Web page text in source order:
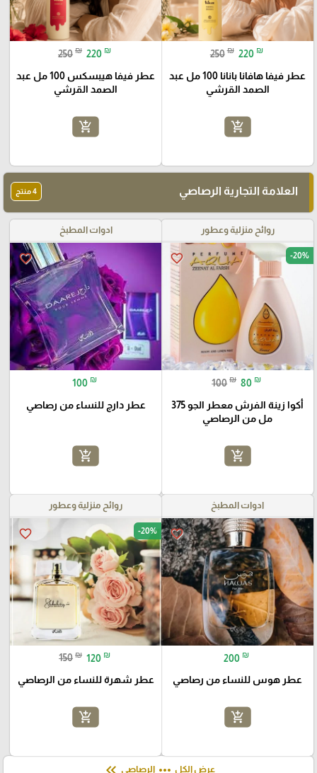
250 ₪ 220 ₪
عطر فيفا هافانا بانانا 100 مل عبد
الصمد القرشي
add_shopping_cart
250 ₪ 220 ₪
عطر فيفا هيبسكس 100 مل عبد
الصمد القرشي
add_shopping_cart
العلامة التجارية الرصاصي 4 منتج
روائح منزلية وعطور
favorite_border -20%
100 ₪ 80 ₪
أكوا زينة الفرش معطر الجو 375
مل من الرصاصي
add_shopping_cart
ادوات المطبخ
favorite_border
100 ₪
عطر دارج للنساء من رصاصي
add_shopping_cart
ادوات المطبخ
favorite_border
200 ₪
عطر هوس للنساء من رصاصي
add_shopping_cart
روائح منزلية وعطور
favorite_border -20%
150 ₪ 120 ₪
عطر شهرة للنساء من الرصاصي
add_shopping_cart
عرض الكل الرصاصي